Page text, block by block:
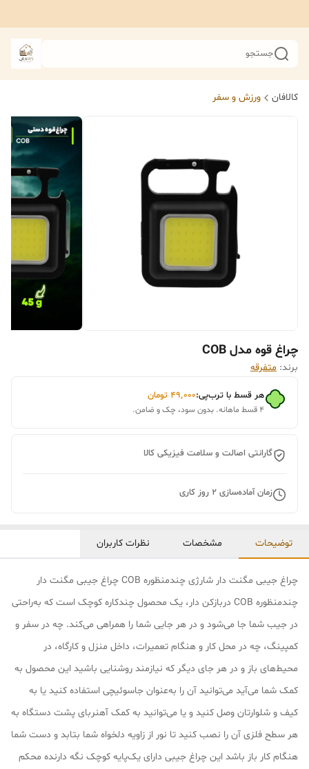
جستجو
کالافان ورزش و سفر
چراغ قوه مدل COB
برند: متفرقه
هر قسط با ترب‌پی:۴۹٬۰۰۰ تومان
۴ قسط ماهانه. بدون سود، چک و ضامن.
گارانتی اصالت و سلامت فیزیکی کالا
زمان آماده‌سازی 2 روز کاری
توضیحات مشخصات نظرات کاربران
چراغ جیبی مگنت دار شارژی چندمنظوره COB چراغ جیبی مگنت دار
چندمنظوره COB دربازکن دار، یک محصول چندکاره کوچک است که به‌راحتی
در جیب شما جا می‌شود و در هر جایی شما را همراهی می‌کند. چه در سفر و
کمپینگ، چه در محل کار و هنگام تعمیرات، داخل منزل و کارگاه، در
محیط‌های باز و در هر جای دیگر که نیازمند روشنایی باشید این محصول به
کمک شما می‌آید می‌توانید آن را به‌عنوان جاسوئیچی استفاده کنید یا به
کیف و شلوارتان وصل کنید و یا می‌توانید به کمک آهنربای پشت دستگاه به
هر سطح فلزی آن را نصب کنید تا نور از زاویه دلخواه شما بتابد و دست شما
هنگام کار باز باشد این چراغ جیبی دارای یک‌پایه کوچک نگه دارنده محکم